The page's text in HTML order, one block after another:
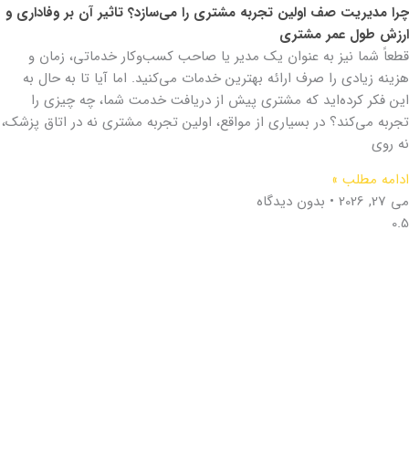
چرا مدیریت صف اولین تجربه مشتری را می‌سازد؟ تاثیر آن بر وفاداری و
ارزش طول عمر مشتری
قطعاً شما نیز به عنوان یک مدیر یا صاحب کسب‌وکار خدماتی، زمان و
هزینه زیادی را صرف ارائه بهترین خدمات می‌کنید. اما آیا تا به حال به
این فکر کرده‌اید که مشتری پیش از دریافت خدمت شما، چه چیزی را
تجربه می‌کند؟ در بسیاری از مواقع، اولین تجربه مشتری نه در اتاق پزشک،
نه روی
ادامه مطلب »
می 27, 2026
بدون دیدگاه